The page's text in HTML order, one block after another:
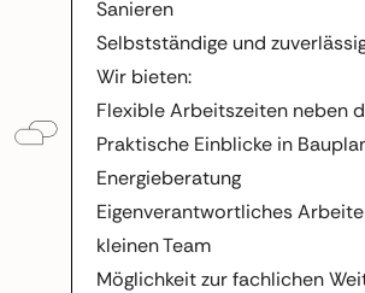
Sanieren
Selbstständige und
Wir bieten:
Flexible Arbeitszeiten neben
Praktische Einblicke in
Energieberatung
Eigenverantwortliches
kleinen Team
Möglichkeit zur fachlichen